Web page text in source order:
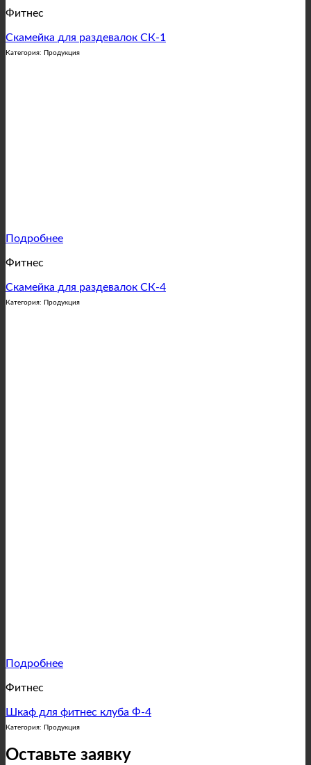
Фитнес
Скамейка для раздевалок СК-1
Категория: Продукция
Подробнее
Фитнес
Скамейка для раздевалок СК-4
Категория: Продукция
Подробнее
Фитнес
Шкаф для фитнес клуба Ф-4
Категория: Продукция
Оставьте заявку